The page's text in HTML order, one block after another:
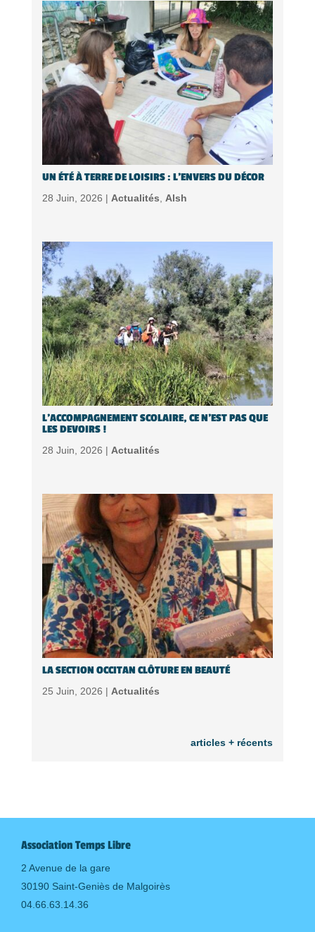
UN ÉTÉ À TERRE DE LOISIRS : L’ENVERS DU DÉCOR
28 Juin, 2026 | Actualités Alsh
L’ACCOMPAGNEMENT SCOLAIRE, CE N’EST PAS QUE
LES DEVOIRS !
28 Juin, 2026 | Actualités
LA SECTION OCCITAN CLÔTURE EN BEAUTÉ
25 Juin, 2026 | Actualités
articles + récents
Association Temps Libre
2 Avenue de la gare
30190 Saint-Geniès de Malgoirès
04.66.63.14.36